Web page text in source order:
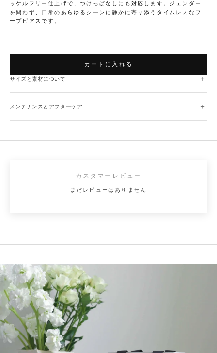
ッケルフリー仕上げで、つけっぱなしにも対応します。ジェンダー
を問わず、日常のあらゆるシーンに静かに寄り添うタイムレスなフ
ープピアスです。
カートに入れる
サイズと素材について ＋
メンテナンスとアフターケア ＋
カスタマーレビュー
まだレビューはありません